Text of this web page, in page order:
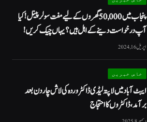
پنجاب میں 50,000 گھروں کے لیے مفت سولر پینل! کیا
آپ درخواست دینے کے اہل ہیں؟ یہاں چیک کریں!
اپریل 16, 2024
خاص خبریں
ایبٹ آباد میں لاپتہ لیڈی ڈاکٹر وردہ کی لاش چار دن بعد
برآمد، ڈاکٹروں کا احتجاج